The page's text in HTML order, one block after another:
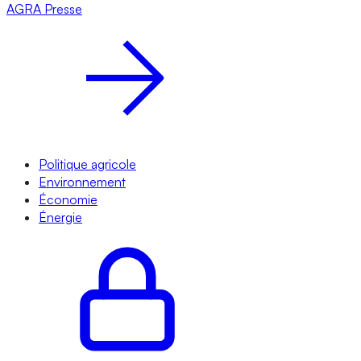
AGRA Presse
Politique agricole
Environnement
Économie
Énergie